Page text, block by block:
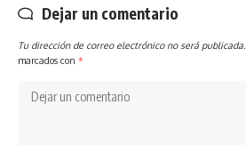
Dejar un comentario
Tu dirección de correo electrónico no será publicada.
marcados con *